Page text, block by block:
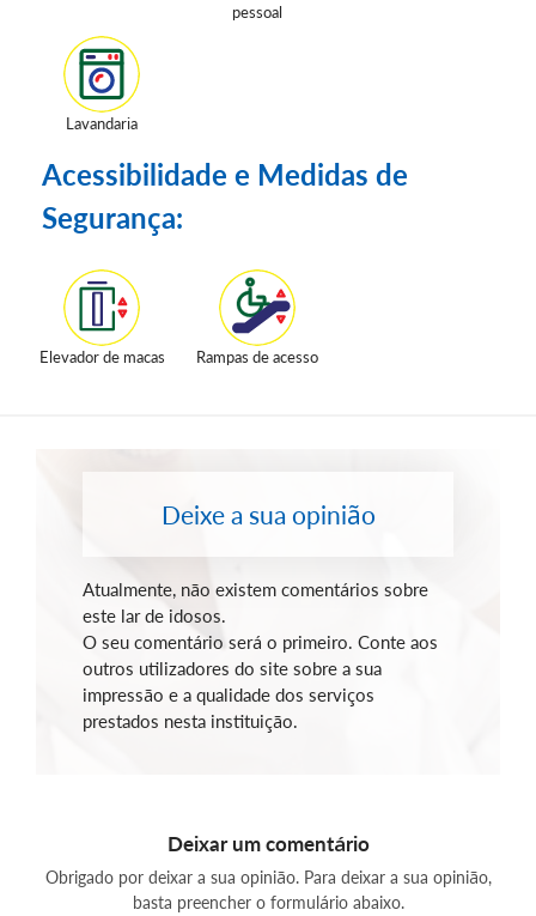
pessoal
Lavandaria
Acessibilidade e Medidas de
Segurança:
Elevador de macas Rampas de acesso
Deixe a sua opinião
Atualmente, não existem comentários sobre
este lar de idosos.
O seu comentário será o primeiro. Conte aos
outros utilizadores do site sobre a sua
impressão e a qualidade dos serviços
prestados nesta instituição.
Deixar um comentário
Obrigado por deixar a sua opinião. Para deixar a sua opinião,
basta preencher o formulário abaixo.